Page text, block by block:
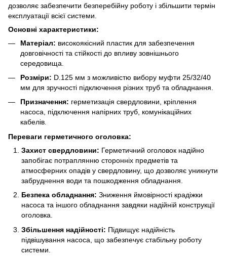
дозволяє забезпечити безперебійну роботу і збільшити термін
експлуатації всієї системи.
Основні характеристики:
Матеріал: високоякісний пластик для забезпечення
довговічності та стійкості до впливу зовнішнього
середовища.
Розміри: D.125 мм з можливістю вибору муфти 25/32/40
мм для зручності підключення різних труб та обладнання.
Призначення: герметизація свердловини, кріплення
насоса, підключення напірних труб, комунікаційних
кабелів.
Переваги герметичного оголовка:
Захист свердловини: Герметичний оголовок надійно
запобігає потраплянню сторонніх предметів та
атмосферних опадів у свердловину, що дозволяє уникнути
забруднення води та пошкодження обладнання.
Безпека обладнання: Зниження ймовірності крадіжки
насоса та іншого обладнання завдяки надійній конструкції
оголовка.
Збільшення надійності: Підвищує надійність
підвішування насоса, що забезпечує стабільну роботу
системи.